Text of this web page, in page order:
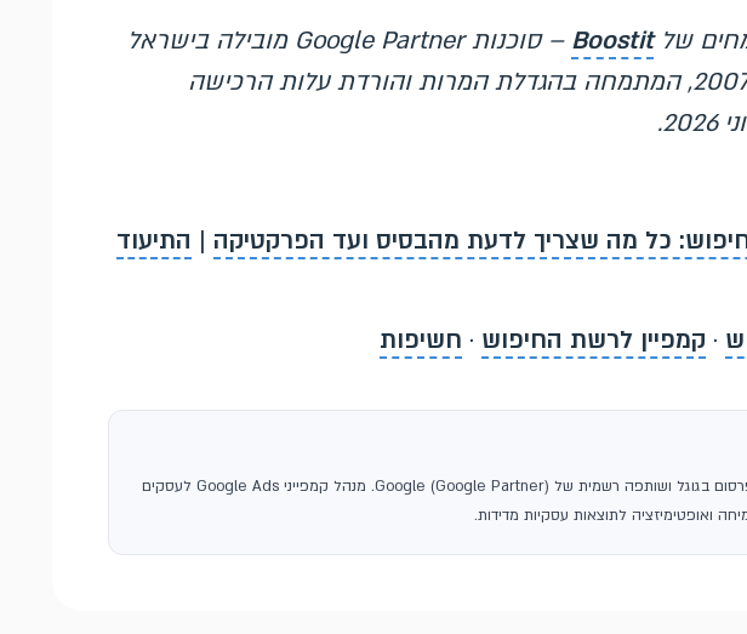
שלBoostit
– סוכנות Google Partner מובילה בישראל
עם ניסיון בפרסום בגוגל מאז 2007, המתמחה בהגדלת המרות והורדת עלות הרכישה
כל מה שצריך לדעת מהבסיס ועד הפרקטיקה | התיעוד
· קמפיין לרשת החיפוש · חשיפות
, סוכנות פרסום בגוגל ושותפה רשמית של Google (Google Partner). מנהל קמפייני Google Ads לעסקים
ואופטימיזציה לתוצאות עסקיות מדידות.